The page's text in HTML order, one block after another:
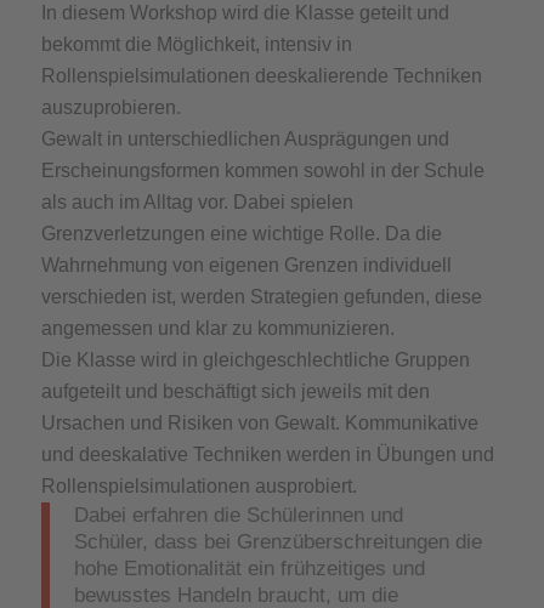
In diesem Workshop wird die Klasse geteilt und
bekommt die Möglichkeit, intensiv in
Rollenspielsimulationen deeskalierende Techniken
auszuprobieren.
Gewalt in unterschiedlichen Ausprägungen und
Erscheinungsformen kommen sowohl in der Schule
als auch im Alltag vor. Dabei spielen
Grenzverletzungen eine wichtige Rolle. Da die
Wahrnehmung von eigenen Grenzen individuell
verschieden ist, werden Strategien gefunden, diese
angemessen und klar zu kommunizieren.
Die Klasse wird in gleichgeschlechtliche Gruppen
aufgeteilt und beschäftigt sich jeweils mit den
Ursachen und Risiken von Gewalt. Kommunikative
und deeskalative Techniken werden in Übungen und
Rollenspielsimulationen ausprobiert.
Dabei erfahren die Schülerinnen und
Schüler, dass bei Grenzüberschreitungen die
hohe Emotionalität ein frühzeitiges und
bewusstes Handeln braucht, um die